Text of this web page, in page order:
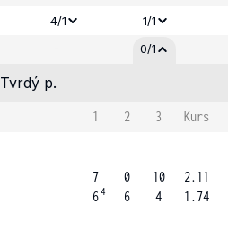
4/1
1/1
- 0/1
Tvrdý p.
1 2 3
Kurs
7
64
0
6
10
4
2.11
1.74